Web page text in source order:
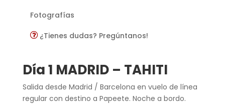
Fotografías
¿Tienes dudas? Pregúntanos!
Día 1 MADRID – TAHITI
Salida desde Madrid / Barcelona en vuelo de línea
regular con destino a Papeete. Noche a bordo.